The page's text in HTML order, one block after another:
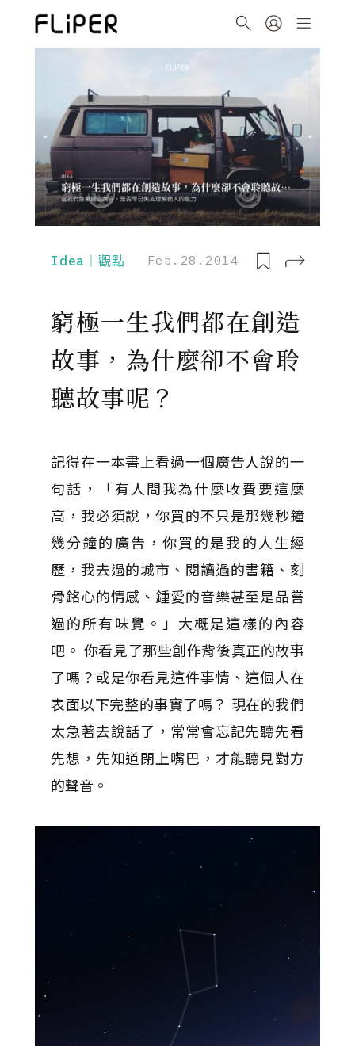
Idea｜觀點 Feb.28.2014
窮極一生我們都在創造
故事，為什麼卻不會聆
聽故事呢？
記得在一本書上看過一個廣告人說的一
句話，「有人問我為什麼收費要這麼
高，我必須說，你買的不只是那幾秒鐘
幾分鐘的廣告，你買的是我的人生經
歷，我去過的城市、閱讀過的書籍、刻
骨銘心的情感、鍾愛的音樂甚至是品嘗
過的所有味覺。」大概是這樣的內容
吧。 你看見了那些創作背後真正的故事
了嗎？或是你看見這件事情、這個人在
表面以下完整的事實了嗎？ 現在的我們
太急著去說話了，常常會忘記先聽先看
先想，先知道閉上嘴巴，才能聽見對方
的聲音。